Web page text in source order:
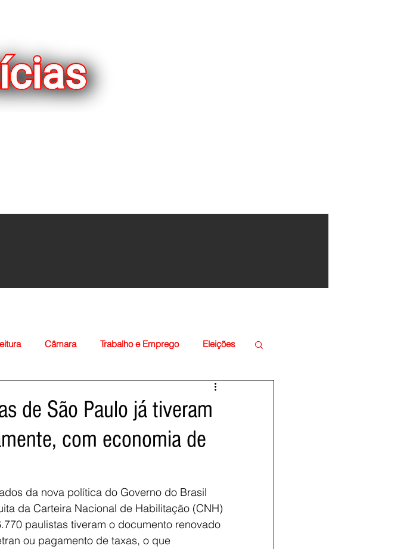
Câmara Trabalho e Emprego Eleições
de São Paulo já tiveram
com economia de
da nova política do Governo do Brasil
da Carteira Nacional de Habilitação (CNH)
paulistas tiveram o documento renovado
ou pagamento de taxas, o que